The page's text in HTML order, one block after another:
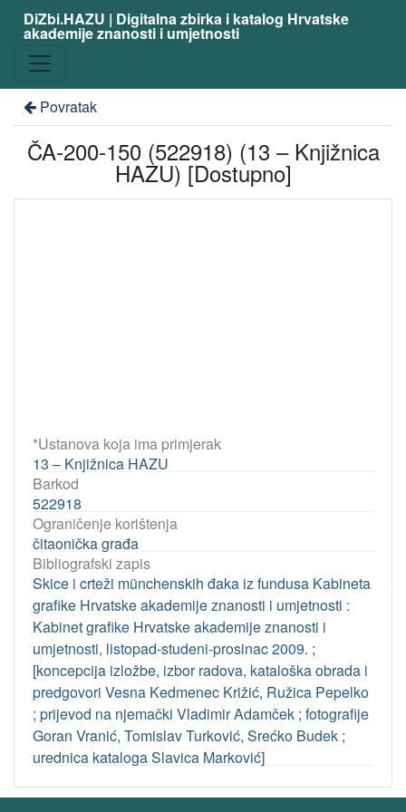
DiZbi.HAZU | Digitalna zbirka i katalog Hrvatske
akademije znanosti i umjetnosti
Povratak
ČA-200-150 (522918) (13 – Knjižnica
HAZU) [Dostupno]
*Ustanova koja ima primjerak
13 – Knjižnica HAZU
Barkod
522918
Ograničenje korištenja
čitaonička građa
Bibliografski zapis
Skice i crteži münchenskih đaka iz fundusa Kabineta
grafike Hrvatske akademije znanosti i umjetnosti :
Kabinet grafike Hrvatske akademije znanosti i
umjetnosti, listopad-studeni-prosinac 2009. ;
[koncepcija izložbe, izbor radova, kataloška obrada i
predgovori Vesna Kedmenec Križić, Ružica Pepelko
; prijevod na njemački Vladimir Adamček ; fotografije
Goran Vranić, Tomislav Turković, Srećko Budek ;
urednica kataloga Slavica Marković]